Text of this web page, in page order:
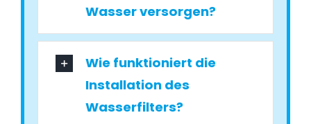
Wasser versorgen?
Wie funktioniert die
Installation des
Wasserfilters?